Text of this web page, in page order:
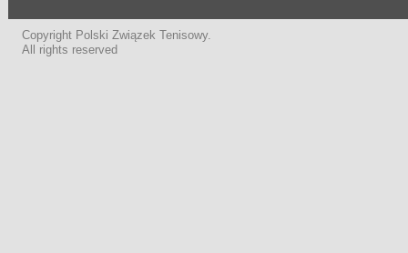
Copyright Polski Związek Tenisowy.
All rights reserved